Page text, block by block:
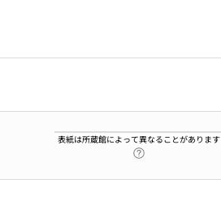
表紙は所蔵館によって異なることがあります